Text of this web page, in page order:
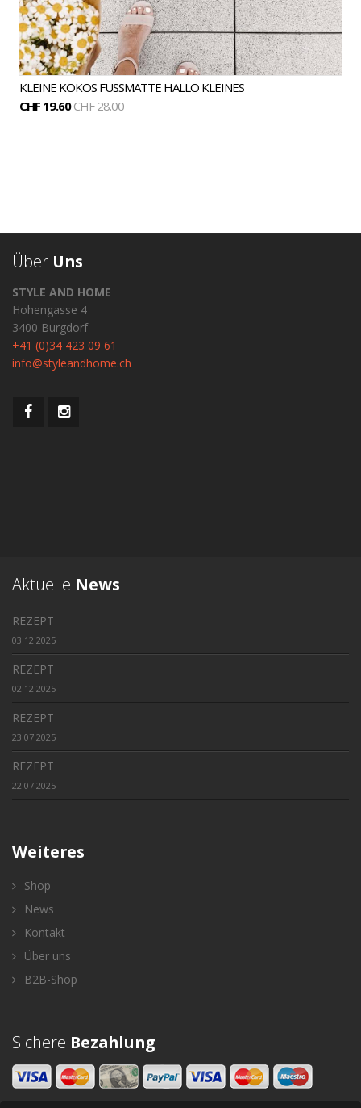
KLEINE KOKOS FUSSMATTE HALLO KLEINES
CHF 19.60CHF 28.00
Über Uns
STYLE AND HOME
Hohengasse 4
3400 Burgdorf
+41 (0)34 423 09 61
info@styleandhome.ch
Aktuelle News
REZEPT
03.12.2025
REZEPT
02.12.2025
REZEPT
23.07.2025
REZEPT
22.07.2025
Weiteres
Shop
News
Kontakt
Über uns
B2B-Shop
Sichere Bezahlung